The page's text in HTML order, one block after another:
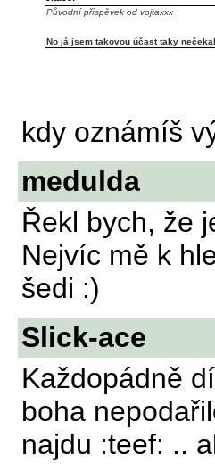
Původní příspěvek od vojtaxxx
No já jsem takovou účast taky
kdy oznámíš
medulda
Řekl bych, že
Nejvíc mě k
šedi :)
Slick-ace
Každopádně
boha
najdu :teef: ..